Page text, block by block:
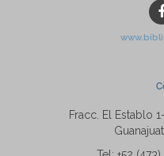
Fracc. El Establo